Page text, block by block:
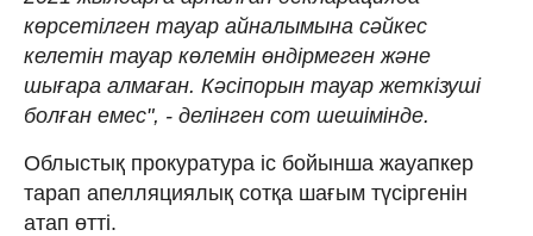
көрсетілген тауар айналымына сәйкес
келетін тауар көлемін өндірмеген және
шығара алмаған. Кәсіпорын тауар жеткізуші
болған емес", - делінген сот шешімінде.
Облыстық прокуратура іс бойынша жауапкер
тарап апелляциялық сотқа шағым түсіргенін
атап өтті.